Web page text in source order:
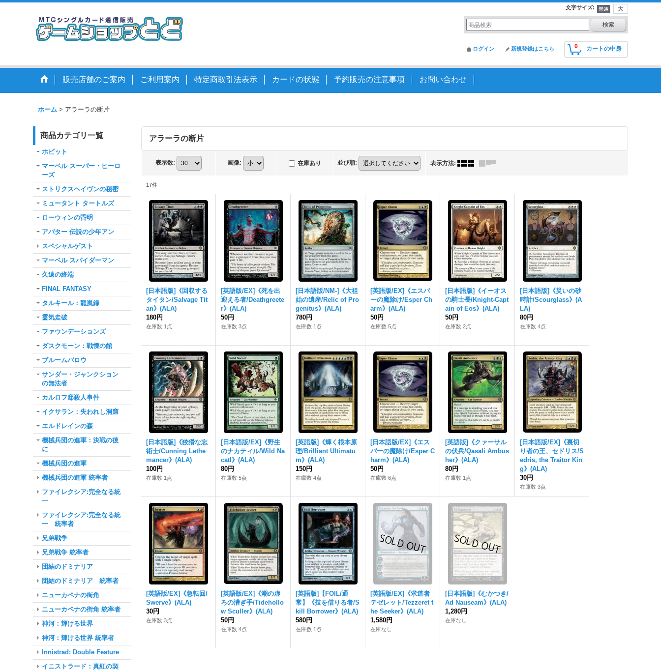
文字サイズ:
0 カートの中身
ログイン 新規登録はこちら
販売店舗のご案内 ご利用案内 特定商取引法表示 カードの状態 予約販売の注意事項 お問い合わせ
ホーム > アラーラの断片
商品カテゴリ一覧
ホビット
マーベル スーパー・ヒーロ
ーズ
ストリクスヘイヴンの秘密
ミュータント タートルズ
ローウィンの昏明
アバター 伝説の少年アン
スペシャルゲスト
マーベル スパイダーマン
久遠の終端
FINAL FANTASY
タルキール：龍嵐録
霊気走破
ファウンデーションズ
ダスクモーン：戦慄の館
ブルームバロウ
サンダー・ジャンクション
の無法者
カルロフ邸殺人事件
イクサラン：失われし洞窟
エルドレインの森
機械兵団の進軍：決戦の後
に
機械兵団の進軍
機械兵団の進軍 統率者
ファイレクシア:完全なる統
一
ファイレクシア:完全なる統
一 統率者
兄弟戦争
兄弟戦争 統率者
団結のドミナリア
団結のドミナリア 統率者
ニューカペナの街角
ニューカペナの街角 統率者
神河：輝ける世界
神河：輝ける世界 統率者
Innistrad: Double Feature
イニストラード：真紅の契
アラーラの断片
表示数: 画像: 在庫あり 並び順: 表示方法:
17件
[日本語版]《回収する
タイタン/Salvage Tit
an》(ALA)
180円
在庫数 1点
[英語版/EX]《死を出
迎える者/Deathgreete
r》(ALA)
50円
在庫数 3点
[日本語版/NM-]《大祖
始の遺産/Relic of Pro
genitus》(ALA)
780円
在庫数 1点
[英語版/EX]《エスパ
ーの魔除け/Esper Ch
arm》(ALA)
50円
在庫数 5点
[日本語版]《イーオス
の騎士長/Knight-Capt
ain of Eos》(ALA)
50円
在庫数 2点
[日本語版]《災いの砂
時計/Scourglass》(A
LA)
80円
在庫数 4点
[日本語版]《狡猾な忘
術士/Cunning Lethe
mancer》(ALA)
100円
在庫数 1点
[日本語版/EX]《野生
のナカティル/Wild Na
catl》(ALA)
80円
在庫数 5点
[英語版]《輝く根本原
理/Brilliant Ultimatu
m》(ALA)
150円
在庫数 4点
[日本語版/EX]《エス
パーの魔除け/Esper C
harm》(ALA)
50円
在庫数 6点
[英語版]《クァーサル
の伏兵/Qasali Ambus
her》(ALA)
80円
在庫数 1点
[日本語版/EX]《裏切
り者の王、セドリス/S
edris, the Traitor Kin
g》(ALA)
30円
在庫数 3点
[英語版/EX]《急転回/
Swerve》(ALA)
30円
在庫数 3点
[英語版/EX]《潮の虚
ろの漕ぎ手/Tidehollo
w Sculler》(ALA)
50円
在庫数 4点
[英語版]【FOIL/通
常】《技を借りる者/S
kill Borrower》(ALA)
580円
在庫数 1点
[英語版/EX]《求道者
テゼレット/Tezzeret t
he Seeker》(ALA)
1,580円
在庫なし
[日本語版]《むかつき/
Ad Nauseam》(ALA)
1,280円
在庫なし